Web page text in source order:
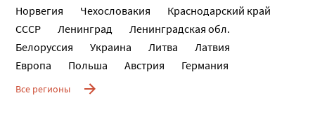
Норвегия
Чехословакия
Краснодарский край
СССР
Ленинград
Ленинградская обл.
Белоруссия
Украина Литва
Латвия
Европа
Польша Австрия Германия
Все регионы